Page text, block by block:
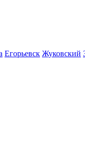
Егорьевск Жуковский